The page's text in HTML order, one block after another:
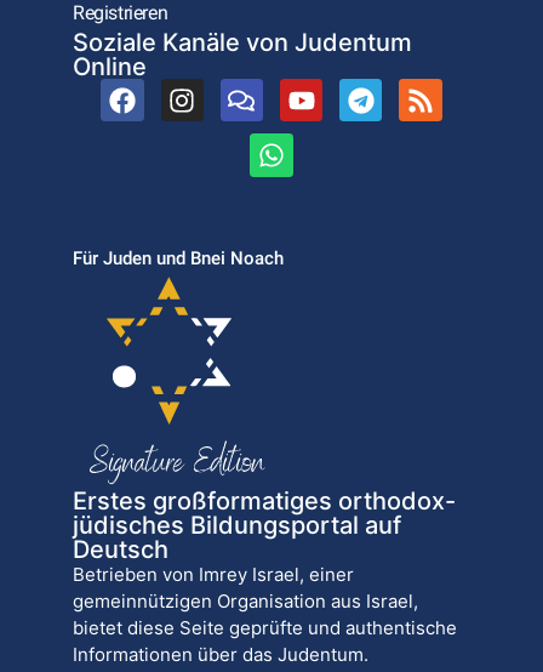
Registrieren
Soziale Kanäle von Judentum
Online
Für Juden und Bnei Noach
Erstes großformatiges orthodox-
jüdisches Bildungsportal auf
Deutsch
Betrieben von Imrey Israel, einer
gemeinnützigen Organisation aus Israel,
bietet diese Seite geprüfte und authentische
Informationen über das Judentum.